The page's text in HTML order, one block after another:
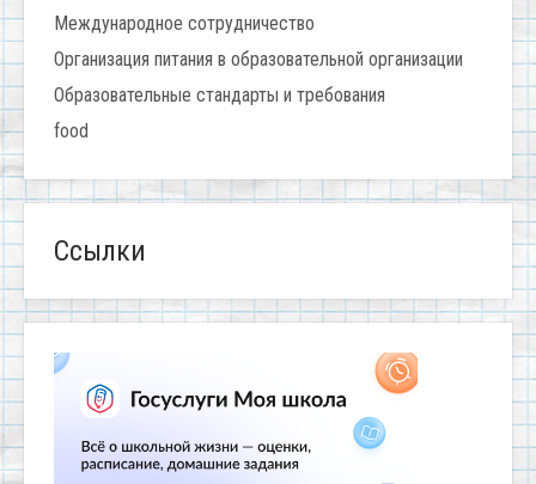
Международное сотрудничество
Организация питания в образовательной организации
Образовательные стандарты и требования
food
Ссылки